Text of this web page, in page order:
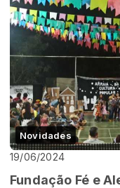
Novidades
19/06/2024
Fundação Fé e